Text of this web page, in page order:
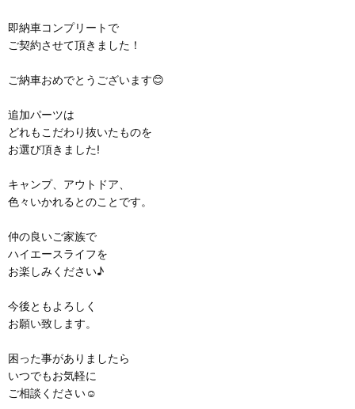
即納車コンプリートで
ご契約させて頂きました！
ご納車おめでとうございます😊
追加パーツは
どれもこだわり抜いたものを
お選び頂きました!
キャンプ、アウトドア、
色々いかれるとのことです。
仲の良いご家族で
ハイエースライフを
お楽しみください♪
今後ともよろしく
お願い致します。
困った事がありましたら
いつでもお気軽に
ご相談ください☺️